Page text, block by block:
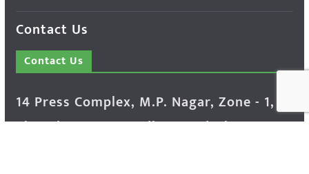
Contact Us
Contact Us
14 Press Complex, M.P. Nagar, Zone - 1,
Bhopal - 462011 Madhya Pradesh INDIA ---